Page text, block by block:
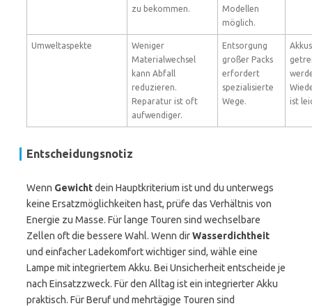
zu bekommen.
Modellen
möglich.
Umweltaspekte
Weniger
Materialwechsel
kann Abfall
reduzieren.
Reparatur ist oft
aufwendiger.
Entsorgung
großer Packs
erfordert
spezialisierte
Wege.
ist
Entscheidungsnotiz
Wenn Gewichtdein Hauptkriterium ist und du unterwegs
keine Ersatzmöglichkeiten hast, prüfe das Verhältnis von
Energie zu Masse. Für lange Touren sind wechselbare
Zellen oft die bessere Wahl. Wenn dirWasserdichtheit
und einfacher Ladekomfort wichtiger sind, wähle eine
Lampe mit integriertem Akku. Bei Unsicherheit entscheide je
nach Einsatzzweck. Für den Alltag ist ein integrierter Akku
praktisch. Für Beruf und mehrtägige Touren sind